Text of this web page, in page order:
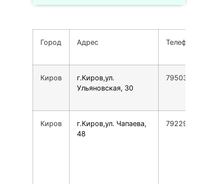
Город Адрес Телефон
Киров
г.Киров,ул.
Ульяновская, 30
79503293802
Киров
г.Киров,ул. Чапаева,
48
79229956704